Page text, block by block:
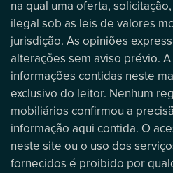
na qual uma oferta,
ilegal sob as leis de valores
jurisdição. As opiniões
alterações sem aviso prévio.
informações contidas neste
exclusivo do leitor. Nenhum
mobiliários confirmou a
informação aqui contida. O
neste site ou o uso dos
fornecidos é proibido por